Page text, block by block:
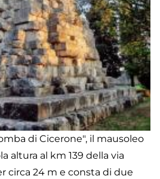
di Cicerone", il mausoleo
altura al km 139 della via
circa 24 m e consta di due